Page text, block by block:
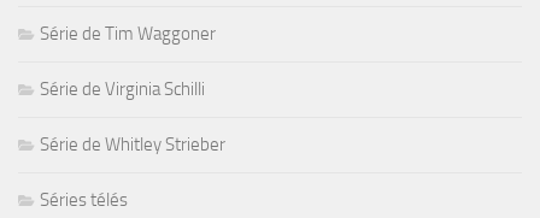
Série de Tim Waggoner
Série de Virginia Schilli
Série de Whitley Strieber
Séries télés